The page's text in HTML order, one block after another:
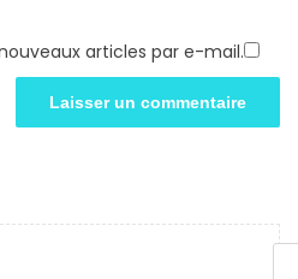
articles par e-mail.